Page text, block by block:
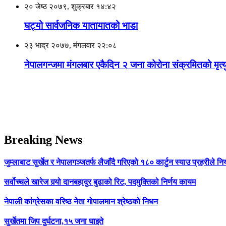
२० जेष्ठ २०७९, शुक्रबार १४:४२
घट्यो सार्वजनिक यातायातको भाडा
२३ भाद्र २०७७, मंगलवार २२:०८
नेपालगन्जमा मंगलबार एकैदिन २ जना कोरोना संक्रमितको
Breaking News
जुम्लाबाट सुर्खेत र नेपालगञ्जतर्फ लैजाँदै गरिएको १८० कार्टुन स्याउ प्रहरीले
सर्वोच्चले खारेज गर्‍यो दानबहादुर बुढाको रिट, पदमुक्तिको निर्णय कायम
नेपाली कांग्रेसका वरिष्ठ नेता गोपालमान श्रेष्ठको निधन
सुर्खेतमा जिप दुर्घटना,१५ जना घाइते